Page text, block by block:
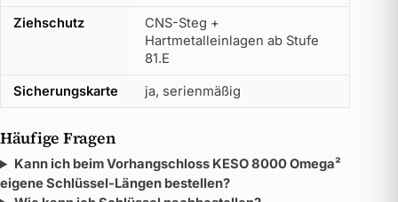
Ziehschutz
CNS-Steg +
Hartmetalleinlagen ab Stufe
81.E
Sicherungskarte ja, serienmäßig
Häufige Fragen
Kann ich beim Vorhangschloss KESO 8000 Omega²
eigene Schlüssel-Längen bestellen?